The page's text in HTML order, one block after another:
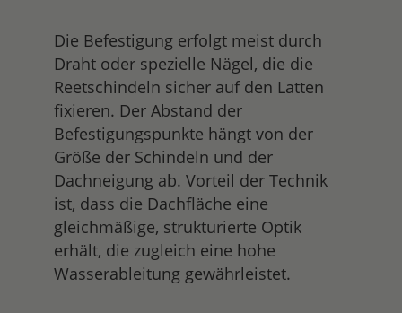
Die Befestigung erfolgt meist durch
Draht oder spezielle Nägel, die die
Reetschindeln sicher auf den Latten
fixieren. Der Abstand der
Befestigungspunkte hängt von der
Größe der Schindeln und der
Dachneigung ab. Vorteil der Technik
ist, dass die Dachfläche eine
gleichmäßige, strukturierte Optik
erhält, die zugleich eine hohe
Wasserableitung gewährleistet.